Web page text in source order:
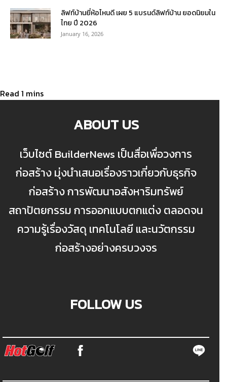
ลิฟท์บ้านยี่ห้อไหนดี เผย 5 แบรนด์ลิฟท์บ้าน ยอดนิยมใน
ไทย ปี 2026
January 16, 2026
ABOUT US
เว็บไซต์ BuilderNews เป็นสื่อเพื่อวงการ
ก่อสร้าง มุ่งนำเสนอเรื่องราวเกี่ยวกับธุรกิจ
ก่อสร้าง การพัฒนาอสังหาริมทรัพย์
สถาปัตยกรรม การออกแบบตกแต่ง ตลอดจน
ความรู้เรื่องวัสดุ เทคโนโลยี และนวัตกรรม
ก่อสร้างอย่างครบวงจร
FOLLOW US